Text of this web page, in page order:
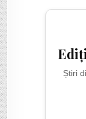
Știri